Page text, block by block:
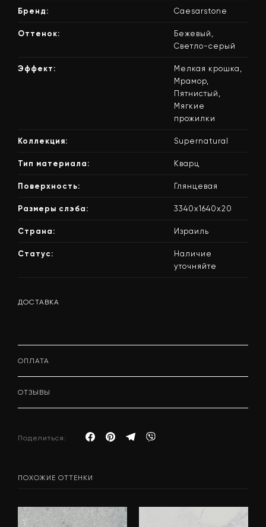
88 400 грн.
Бренд: Caesarstone
Оттенок:
Бежевый,
Светло-серый
Эффект:
Мелкая крошка,
Мрамор,
Пятнистый,
Мягкие
прожилки
Коллекция: Supernatural
Тип материала: Кварц
Поверхность: Глянцевая
Размеры слэба: 3340х1640х20
Страна: Израиль
Статус:
Наличие
уточняйте
ДОСТАВКА
ОПЛАТА
ОТЗЫВЫ
Поделиться:
ПОХОЖИЕ ОТТЕНКИ